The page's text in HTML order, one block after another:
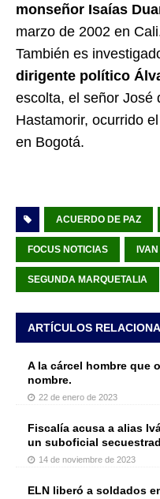
monseñor Isaías
marzo de 2002 en
También es
dirigente político
escolta, el señor José
Hastamorir, ocurrido
en Bogotá.
ACUERDO DE PAZ
FOCUS NOTICIAS
SEGUNDA MARQUETALIA
ARTÍCULOS
A la cárcel hombre que
nombre.
22 de enero de 2023
Fiscalía acusa a alias
un suboficial
14 de noviembre de 2023
ELN liberó a soldados